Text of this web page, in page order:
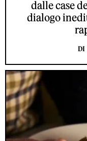
dalle case
dialogo
DI